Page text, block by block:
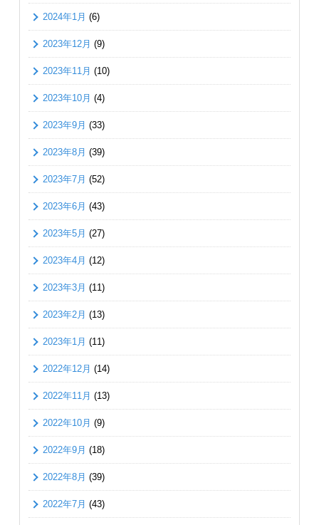
2024年1月 (6)
2023年12月 (9)
2023年11月 (10)
2023年10月 (4)
2023年9月 (33)
2023年8月 (39)
2023年7月 (52)
2023年6月 (43)
2023年5月 (27)
2023年4月 (12)
2023年3月 (11)
2023年2月 (13)
2023年1月 (11)
2022年12月 (14)
2022年11月 (13)
2022年10月 (9)
2022年9月 (18)
2022年8月 (39)
2022年7月 (43)